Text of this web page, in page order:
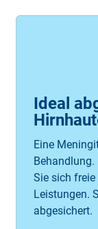
Ideal
Eine
Sie sich
Leistungen.
abgesichert.